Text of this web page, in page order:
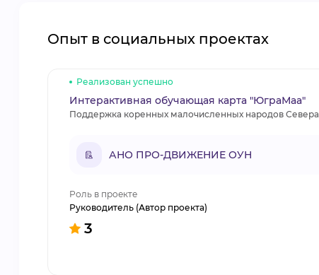
Опыт в социальных проектах
Реализован успешно
Интерактивная обучающая карта "ЮграМаа"
Поддержка коренных малочисленных народов Севера
АНО ПРО-ДВИЖЕНИЕ ОУН
Роль в проекте
Руководитель (Автор проекта)
3